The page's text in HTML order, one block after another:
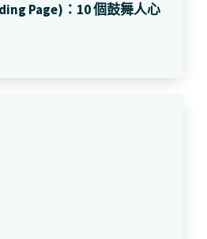
Page)：10 個鼓舞人心